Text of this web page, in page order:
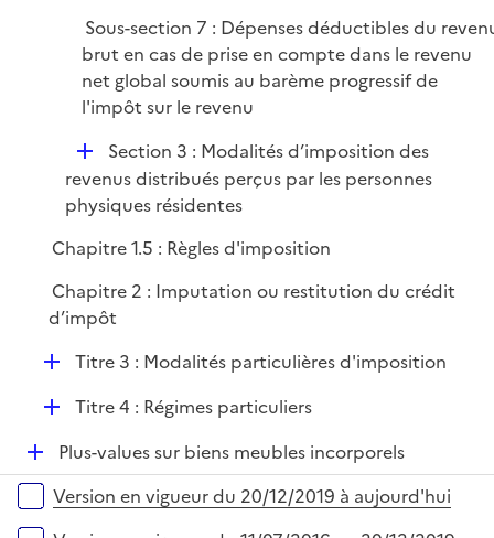
Sous-section 7 : Dépenses déductibles du
brut en cas de prise en compte dans le revenu
net global soumis au barème progressif de
l'impôt sur le revenu
D
é
p
i
e
r
Section 3 : Modalités d’imposition des
revenus distribués perçus par les personnes
physiques résidentes
Chapitre 1.5 : Règles d'imposition
Chapitre 2 : Imputation ou restitution du crédit
d’impôt
D
l
e
Titre 3 : Modalités particulières d'imposition
D
p
l
i
Titre 4 : Régimes particuliers
D
é
p
Plus-values sur biens meubles incorporels
Versions sur la période
Version en vigueur du 20/12/2019 à aujourd'hui